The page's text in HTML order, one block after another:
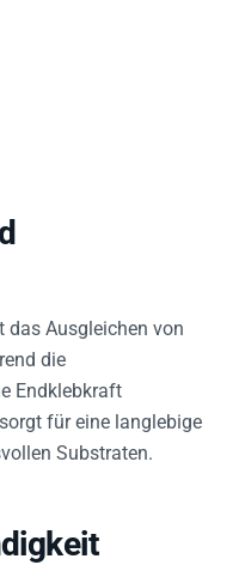
Ausgleichen von
die
Endklebkraft
für eine langlebige
Substraten.